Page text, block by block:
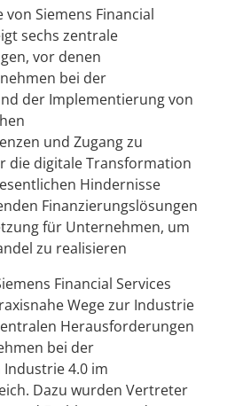
von Siemens Financial
sechs zentrale
vor denen
bei der
der Implementierung von
und Zugang zu
die digitale Transformation
Hindernisse
Finanzierungslösungen
für Unternehmen, um
zu realisieren
Financial Services
Wege zur Industrie
Herausforderungen
bei der
4.0 im
Dazu wurden Vertreter